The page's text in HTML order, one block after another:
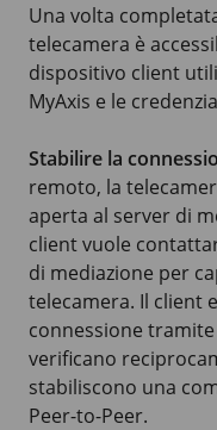
Una volta
telecamera è
dispositivo client
MyAxis e le
Stabilire la
remoto, la
aperta al server di
client vuole
di mediazione per
telecamera. Il client
connessione
verificano
stabiliscono una
Peer-to-Peer.